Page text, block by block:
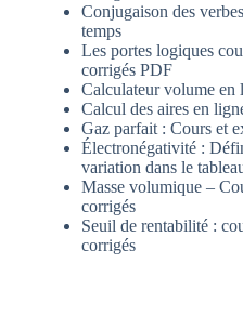
Conjugaison des
temps
Les portes logiques
corrigés PDF
Calculateur volume en
Calcul des aires en
Gaz parfait : Cours et
Électronégativité :
variation dans le
Masse volumique –
corrigés
Seuil de rentabilité :
corrigés